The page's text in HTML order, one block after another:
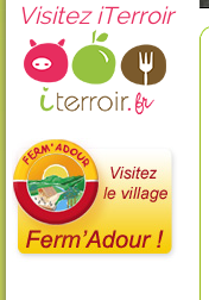
Visitez iTerroir